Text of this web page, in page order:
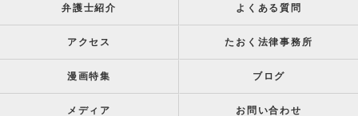
弁護士紹介 よくある質問
アクセス たおく法律事務所
漫画特集 ブログ
メディア お問い合わせ